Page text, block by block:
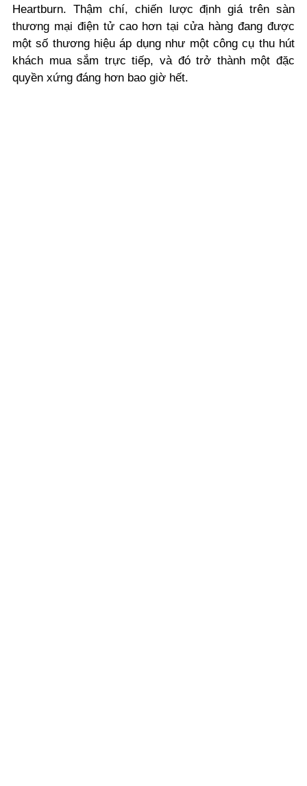
Heartburn. Thậm chí, chiến lược định giá trên sàn
thương mại điện tử cao hơn tại cửa hàng đang được
một số thương hiệu áp dụng như một công cụ thu hút
khách mua sắm trực tiếp, và đó trở thành một đặc
quyền xứng đáng hơn bao giờ hết.